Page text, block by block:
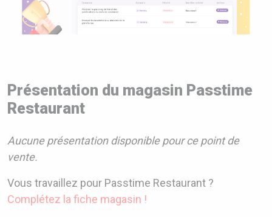
Présentation du magasin Passtime
Restaurant
Aucune présentation disponible pour ce point de
vente.
Vous travaillez pour Passtime Restaurant ?
Complétez la fiche magasin !